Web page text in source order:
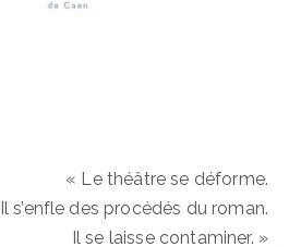
« Le théâtre se déforme.
Il s’enfle des procédés du roman.
Il se laisse contaminer. »